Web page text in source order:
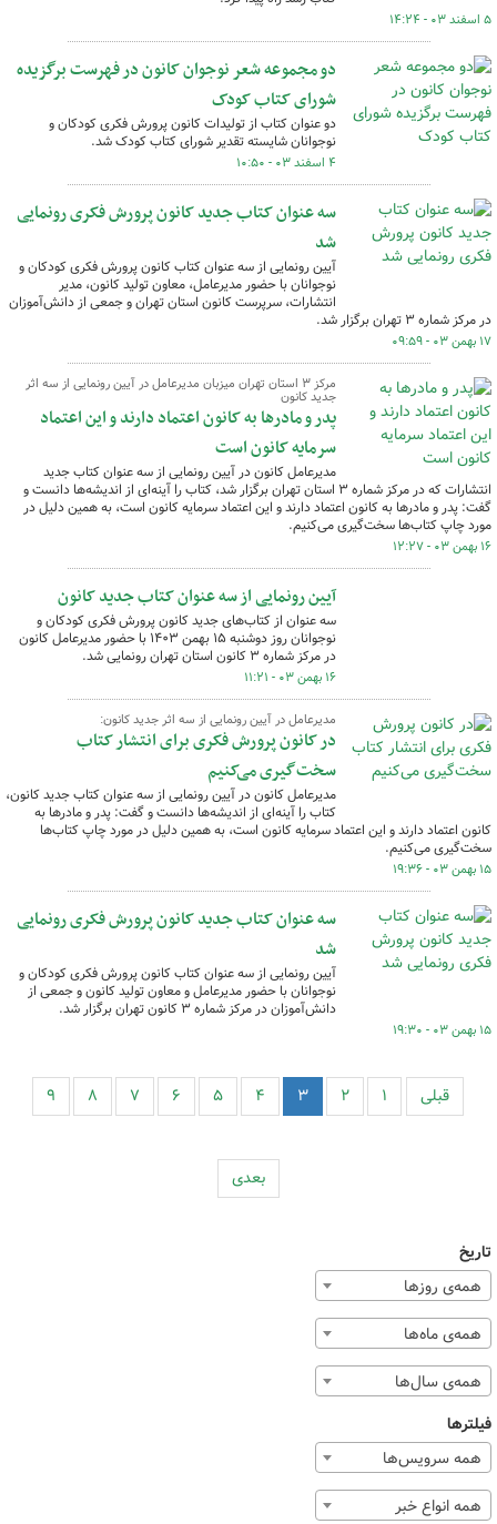
۵ اسفند ۰۳ - ۱۴:۲۴
دو مجموعه شعر نوجوان کانون در فهرست برگزیده
شورای کتاب کودک
دو عنوان کتاب از تولیدات کانون پرورش فکری کودکان و
نوجوانان شایسته تقدیر شورای کتاب کودک شد.
۴ اسفند ۰۳ - ۱۰:۵۰
سه عنوان کتاب جدید کانون پرورش فکری رونمایی
شد
آیین رونمایی از سه عنوان کتاب کانون پرورش فکری کودکان و
نوجوانان با حضور مدیرعامل، معاون تولید کانون، مدیر
انتشارات، سرپرست کانون استان تهران و جمعی از دانش‌آموزان
در مرکز شماره ۳ تهران برگزار شد.
۱۷ بهمن ۰۳ - ۰۹:۵۹
مرکز ۳ استان تهران میزبان مدیرعامل در آیین رونمایی از سه اثر
جدید کانون
پدر و مادرها به کانون اعتماد دارند و این اعتماد
سرمایه کانون است
مدیرعامل کانون در آیین رونمایی از سه عنوان کتاب جدید
انتشارات که در مرکز شماره ۳ استان تهران برگزار شد، کتاب را آینه‌ای از اندیشه‌ها دانست و
گفت: پدر و مادرها به کانون اعتماد دارند و این اعتماد سرمایه کانون است، به همین دلیل در
مورد چاپ کتاب‌ها سخت‌گیری می‌کنیم.
۱۶ بهمن ۰۳ - ۱۲:۲۷
آیین رونمایی از سه عنوان کتاب جدید کانون
سه عنوان از کتاب‌های جدید کانون پرورش فکری کودکان و
نوجوانان روز دوشنبه ۱۵ بهمن ۱۴۰۳ با حضور مدیرعامل کانون
در مرکز شماره ۳ کانون استان تهران رونمایی شد.
۱۶ بهمن ۰۳ - ۱۱:۲۱
مدیرعامل در آیین رونمایی از سه اثر جدید کانون:
در کانون پرورش فکری برای انتشار کتاب
سخت‌گیری می‌کنیم
مدیرعامل کانون در آیین رونمایی از سه عنوان کتاب جدید کانون،
کتاب را آینه‌ای از اندیشه‌ها دانست و گفت: پدر و مادرها به
کانون اعتماد دارند و این اعتماد سرمایه کانون است، به همین دلیل در مورد چاپ کتاب‌ها
سخت‌گیری می‌کنیم.
۱۵ بهمن ۰۳ - ۱۹:۳۶
سه عنوان کتاب جدید کانون پرورش فکری رونمایی
شد
آیین رونمایی از سه عنوان کتاب کانون پرورش فکری کودکان و
نوجوانان با حضور مدیرعامل و معاون تولید کانون و جمعی از
دانش‌آموزان در مرکز شماره ۳ کانون تهران برگزار شد.
۱۵ بهمن ۰۳ - ۱۹:۳۰
قبلی ۱ ۲ ۳ ۴ ۵ ۶ ۷ ۸ ۹
بعدی
تاریخ
همه‌ی روزها
همه‌ی ماه‌ها
همه‌ی سال‌ها
فیلترها
همه سرویس‌ها
همه انواع خبر